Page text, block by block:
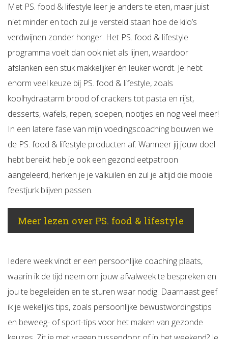
Met PS. food & lifestyle leer je anders te eten, maar juist
niet minder en toch zul je versteld staan hoe de kilo’s
verdwijnen zonder honger. Het PS. food & lifestyle
programma voelt dan ook niet als lijnen, waardoor
afslanken een stuk makkelijker én leuker wordt. Je hebt
enorm veel keuze bij PS. food & lifestyle, zoals
koolhydraatarm brood of crackers tot pasta en rijst,
desserts, wafels, repen, soepen, nootjes en nog veel meer!
In een latere fase van mijn voedingscoaching bouwen we
de PS. food & lifestyle producten af. Wanneer jij jouw doel
hebt bereikt heb je ook een gezond eetpatroon
aangeleerd, herken je je valkuilen en zul je altijd die mooie
feestjurk blijven passen.
Meer lezen over PS. food & lifestyle
Iedere week vindt er een persoonlijke coaching plaats,
waarin ik de tijd neem om jouw afvalweek te bespreken en
jou te begeleiden en te sturen waar nodig. Daarnaast geef
ik je wekelijks tips, zoals persoonlijke bewustwordingstips
en beweeg- of sport-tips voor het maken van gezonde